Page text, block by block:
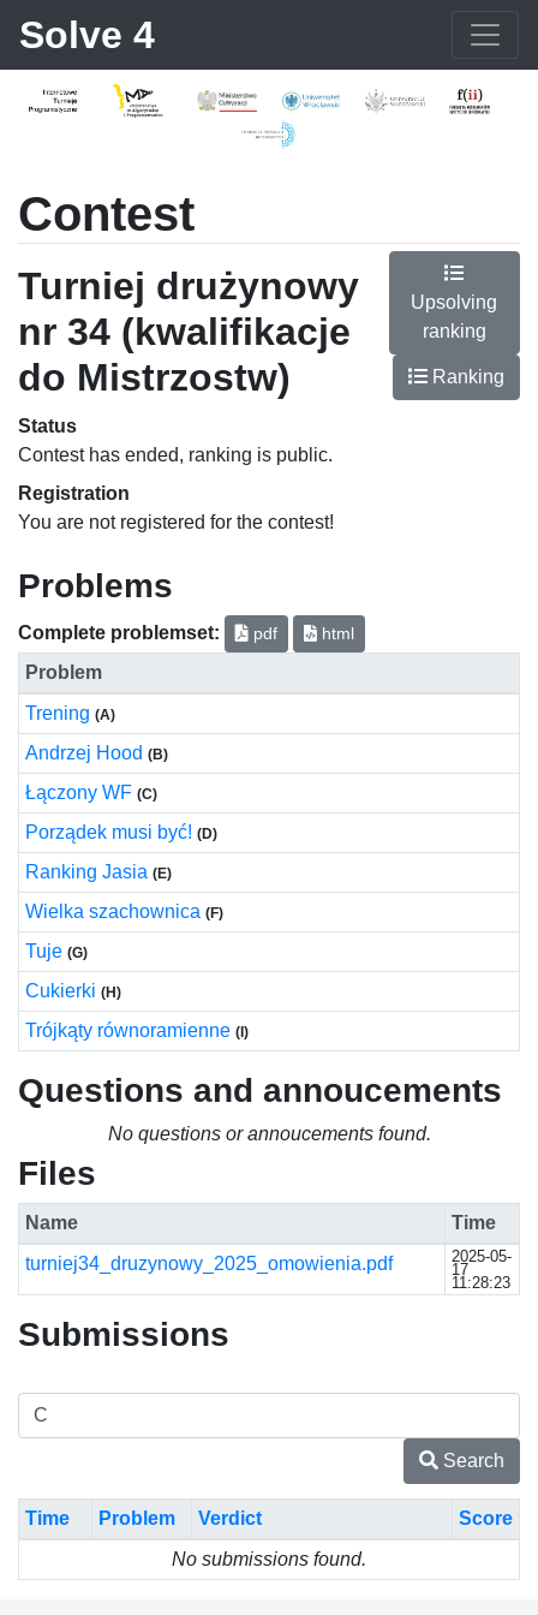
Solve 4
Contest
Turniej drużynowy
nr 34 (kwalifikacje
do Mistrzostw)
Upsolving
ranking
Ranking
Status
Contest has ended, ranking is public.
Registration
You are not registered for the contest!
Problems
Complete problemset: pdf html
Problem
Trening (A)
Andrzej Hood (B)
Łączony WF (C)
Porządek musi być! (D)
Ranking Jasia (E)
Wielka szachownica (F)
Tuje (G)
Cukierki (H)
Trójkąty równoramienne (I)
Questions and annoucements
No questions or annoucements found.
Files
Name
Time
turniej34_druzynowy_2025_omowienia.pdf
2025-05-
17
11:28:23
Submissions
Search
Time Problem Verdict
Score
No submissions found.